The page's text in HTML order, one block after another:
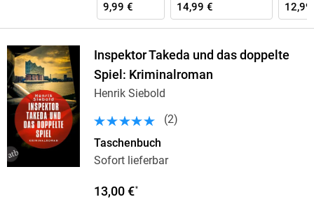
9,99 €
14,99 €
12,99
Inspektor Takeda und das doppelte
Spiel: Kriminalroman
Henrik Siebold
(2)
Taschenbuch
Sofort lieferbar
13,00 €*